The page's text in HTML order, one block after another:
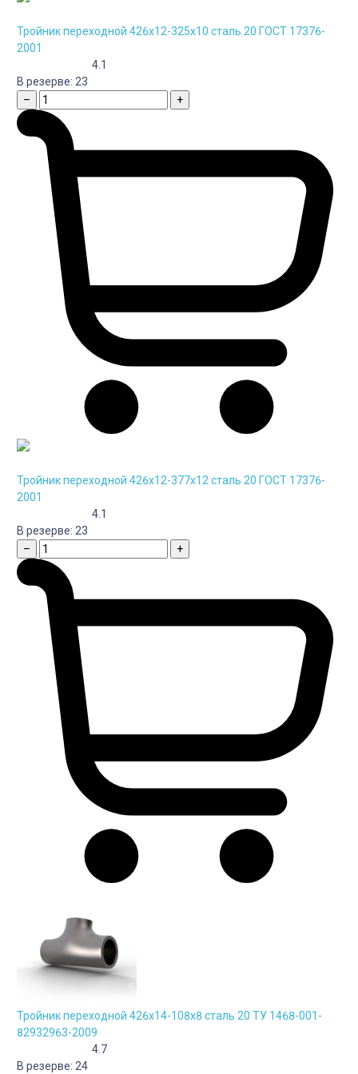
Тройник переходной 426х12-325х10 сталь 20 ГОСТ 17376-
2001
4.1
В резерве: 23
–
+
Тройник переходной 426х12-377х12 сталь 20 ГОСТ 17376-
2001
4.1
В резерве: 23
–
+
Тройник переходной 426х14-108х8 сталь 20 ТУ 1468-001-
82932963-2009
4.7
В резерве: 24